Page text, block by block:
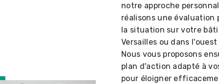
notre approche
réalisons une évaluation
la situation sur votre
Versailles ou dans
Nous vous proposons
plan d'action adapté à
pour éloigner